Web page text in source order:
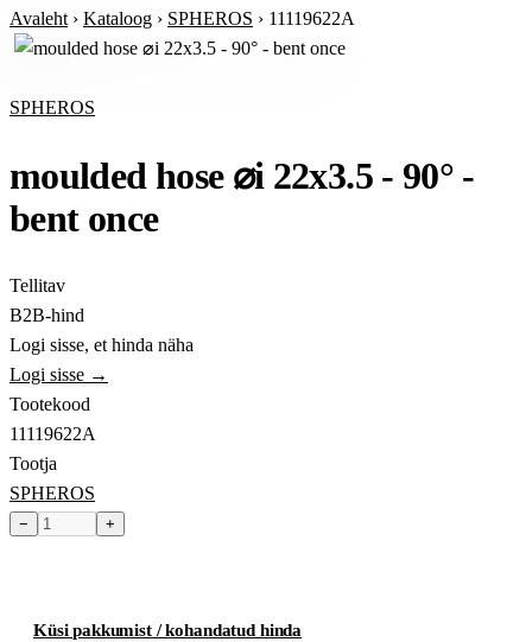
Avaleht › Kataloog › SPHEROS › 11119622A
SPHEROS
moulded hose ⌀i 22x3.5 - 90° -
bent once
Tellitav
B2B-hind
Logi sisse, et hinda näha
Logi sisse →
Tootekood
11119622A
Tootja
SPHEROS
− +
Küsi pakkumist / kohandatud hinda